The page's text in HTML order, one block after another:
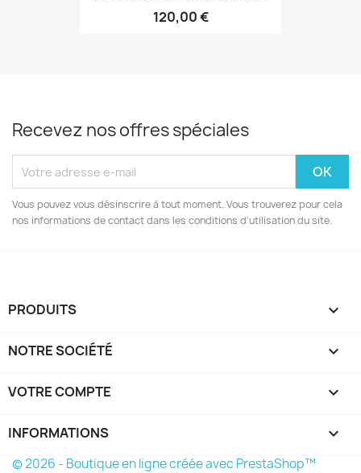
120,00 €
Recevez nos offres spéciales
Vous pouvez vous désinscrire à tout moment. Vous trouverez pour cela
nos informations de contact dans les conditions d'utilisation du site.
PRODUITS 
NOTRE SOCIÉTÉ 
VOTRE COMPTE 
INFORMATIONS keyboard_arrow_down
© 2026 - Boutique en ligne créée avec PrestaShop™